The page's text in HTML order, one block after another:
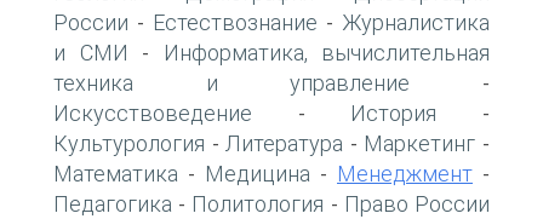
России - Естествознание - Журналистика
и СМИ -
Информатика, вычислительная
техника и управление -
Искусствоведение - История -
Культурология - Литература - Маркетинг -
Математика - Медицина - Менеджмент -
Педагогика - Политология - Право России